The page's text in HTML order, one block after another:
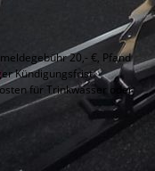
20,- €, Pfand
Kündigungsfrist.
für Trinkwasser oder